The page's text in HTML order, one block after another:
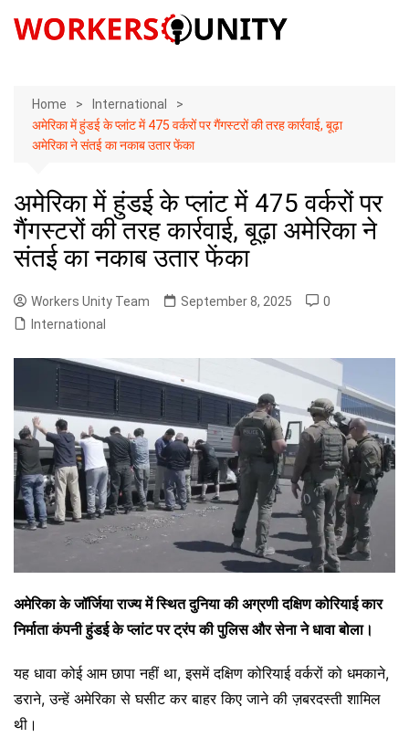
Home
International
अमेरिका में हुंडई के प्लांट में 475 वर्करों पर गैंगस्टरों की तरह कार्रवाई, बूढ़ा
अमेरिका ने संतई का नकाब उतार फेंका
अमेरिका में हुंडई के प्लांट में 475 वर्करों पर
गैंगस्टरों की तरह कार्रवाई, बूढ़ा अमेरिका ने
संतई का नकाब उतार फेंका
Workers Unity Team September 8, 2025
0
International
अमेरिका के जॉर्जिया राज्य में स्थित दुनिया की अग्रणी दक्षिण कोरियाई कार
निर्माता कंपनी हुंडई के प्लांट पर ट्रंप की पुलिस और सेना ने धावा बोला।
यह धावा कोई आम छापा नहीं था, इसमें दक्षिण कोरियाई वर्करों को धमकाने,
डराने, उन्हें अमेरिका से घसीट कर बाहर किए जाने की ज़बरदस्ती शामिल
थी।